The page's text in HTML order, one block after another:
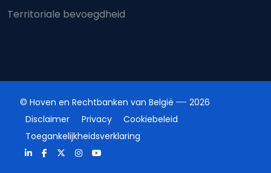
Territoriale bevoegdheid
© Hoven en Rechtbanken van België
2026
Disclaimer
Privacy
Cookiebeleid
Toegankelijkheidsverklaring